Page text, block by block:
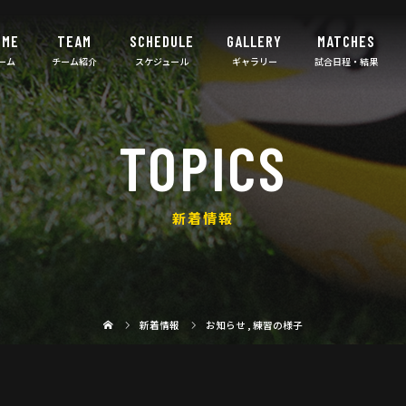
TEAM SCHEDULE GALLERY MATCHES
TOPICS
新着情報
新着情報 お知らせ , 練習の様子